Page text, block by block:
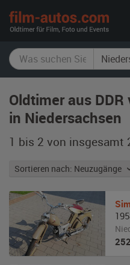
Oldtimer aus
in Niedersachsen
1 bis 2 von insgesamt
Sortieren nach: Neuzugänge
252